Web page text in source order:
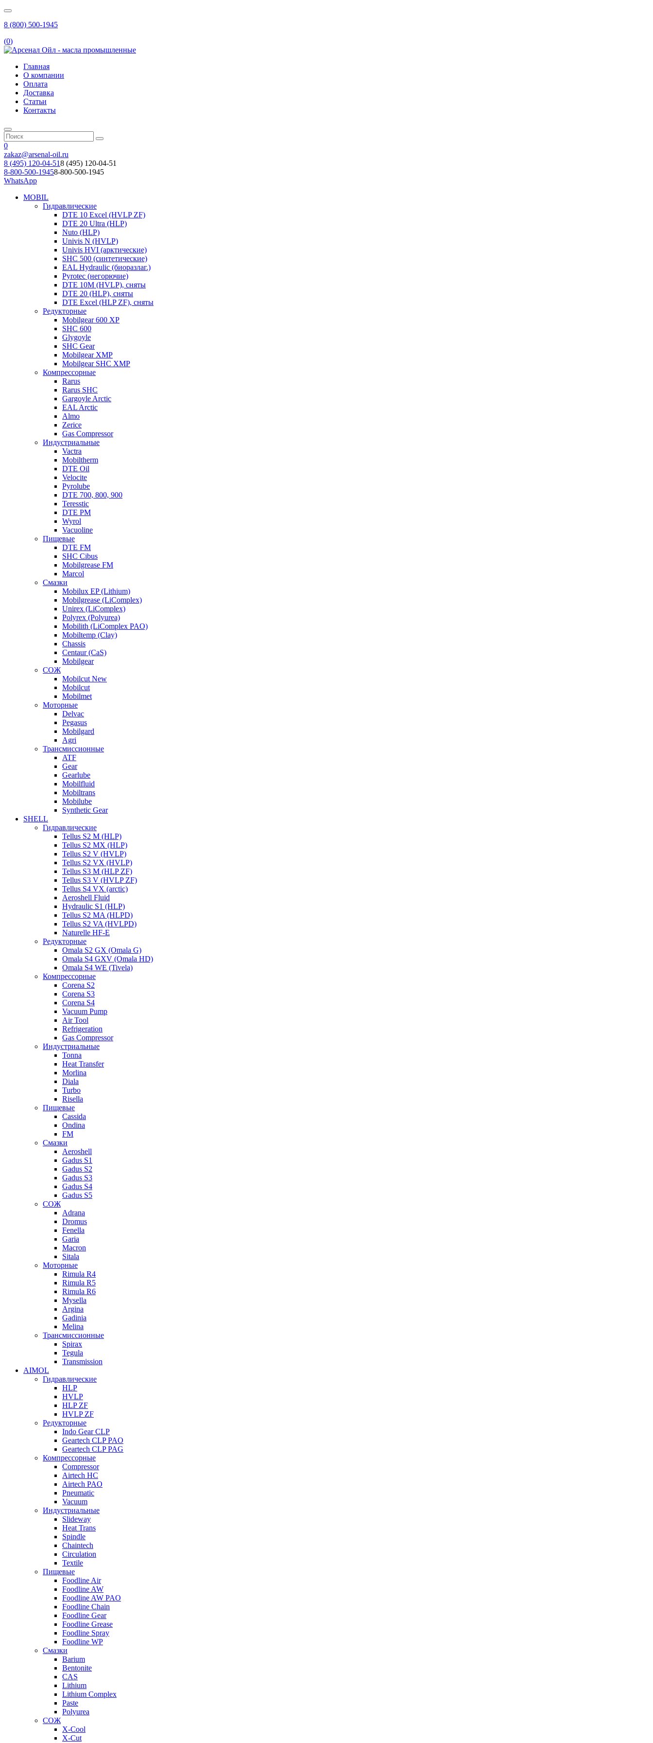
8 (800) 500-1945
(0)
Главная
О компании
Оплата
Доставка
Статьи
Контакты
0
zakaz@arsenal-oil.ru
8 (495) 120-04-518 (495) 120-04-51
8-800-500-19458-800-500-1945
WhatsApp
MOBIL
Гидравлические
DTE 10 Excel (HVLP ZF)
DTE 20 Ultra (HLP)
Nuto (HLP)
Univis N (HVLP)
Univis HVI (арктические)
SHC 500 (синтетические)
EAL Hydraulic (биоразлаг.)
Pyrotec (негорючие)
DTE 10M (HVLP), сняты
DTE 20 (HLP), сняты
DTE Excel (HLP ZF), сняты
Редукторные
Mobilgear 600 XP
SHC 600
Glygoyle
SHC Gear
Mobilgear XMP
Mobilgear SHC XMP
Компрессорные
Rarus
Rarus SHC
Gargoyle Arctic
EAL Arctic
Almo
Zerice
Gas Compressor
Индустриальные
Vactra
Mobiltherm
DTE Oil
Velocite
Pyrolube
DTE 700, 800, 900
Teresstic
DTE PM
Wyrol
Vacuoline
Пищевые
DTE FM
SHC Cibus
Mobilgrease FM
Marcol
Смазки
Mobilux EP (Lithium)
Mobilgrease (LiComplex)
Unirex (LiComplex)
Polyrex (Polyurea)
Mobilith (LiComplex PAO)
Mobiltemp (Clay)
Chassis
Centaur (CaS)
Mobilgear
СОЖ
Mobilcut New
Mobilcut
Mobilmet
Моторные
Delvac
Pegasus
Mobilgard
Agri
Трансмиссионные
ATF
Gear
Gearlube
Mobilfluid
Mobiltrans
Mobilube
Synthetic Gear
SHELL
Гидравлические
Tellus S2 M (HLP)
Tellus S2 MХ (HLP)
Tellus S2 V (HVLP)
Tellus S2 VX (HVLP)
Tellus S3 M (HLP ZF)
Tellus S3 V (HVLP ZF)
Tellus S4 VX (arctic)
Aeroshell Fluid
Hydraulic S1 (HLP)
Tellus S2 MA (HLPD)
Tellus S2 VA (HVLPD)
Naturelle HF-E
Редукторные
Omala S2 GX (Omala G)
Omala S4 GXV (Omala HD)
Omala S4 WE (Tivela)
Компрессорные
Corena S2
Corena S3
Corena S4
Vacuum Pump
Air Tool
Refrigeration
Gas Compressor
Индустриальные
Tonna
Heat Transfer
Morlina
Diala
Turbo
Risella
Пищевые
Cassida
Ondina
FM
Смазки
Aeroshell
Gadus S1
Gadus S2
Gadus S3
Gadus S4
Gadus S5
СОЖ
Adrana
Dromus
Fenella
Garia
Macron
Sitala
Моторные
Rimula R4
Rimula R5
Rimula R6
Mysella
Argina
Gadinia
Melina
Трансмиссионные
Spirax
Tegula
Transmission
AIMOL
Гидравлические
HLP
HVLP
HLP ZF
HVLP ZF
Редукторные
Indo Gear CLP
Geartech CLP PAO
Geartech CLP PAG
Компрессорные
Compressor
Airtech HC
Airtech PAO
Pneumatic
Vacuum
Индустриальные
Slideway
Heat Trans
Spindle
Chaintech
Circulation
Textile
Пищевые
Foodline Air
Foodline AW
Foodline AW PAO
Foodline Chain
Foodline Gear
Foodline Grease
Foodline Spray
Foodline WP
Смазки
Barium
Bentonite
CAS
Lithium
Lithium Complex
Paste
Polyurea
СОЖ
X-Cool
X-Cut